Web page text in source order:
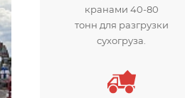
кранами 40-80
тонн для разгрузки
сухогруза.